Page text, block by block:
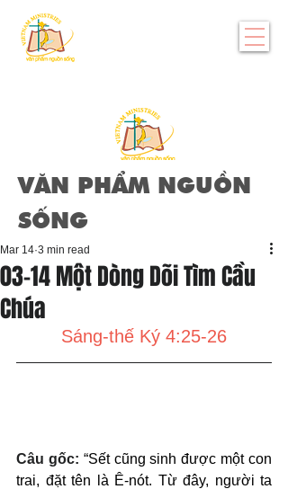
VĂN PHẨM NGUỒN
SỐNG
03-14 Một Dòng Dõi Tìm Cầu
Chúa
Mar 14 3 min read
Sáng-thế Ký 4:25-26
Câu gốc: “Sết cũng sinh được một con
trai, đặt tên là Ê-nót. Từ đây, người ta